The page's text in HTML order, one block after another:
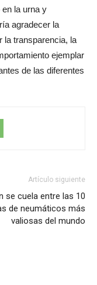
la urna y
agradecer la
la transparencia, la
ejemplar
de las diferentes
Artículo siguiente
se cuela entre las 10
de neumáticos más
valiosas del mundo